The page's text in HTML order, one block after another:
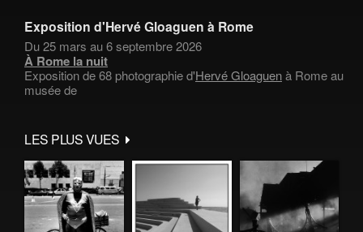
Exposition d'Hervé Gloaguen à Rome
Du 25 mars au 6 septembre 2026
À Rome la nuit
Exposition de 68 photographie d'Hervé Gloaguenà Rome au
musée de
LES PLUS VUES